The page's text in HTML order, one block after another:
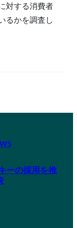
対する消費者
るかを調査し
ーの採用を推